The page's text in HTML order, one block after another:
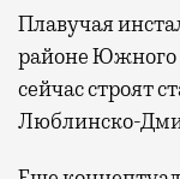
Плавучая
районе Южного
сейчас строят
Люблинско-